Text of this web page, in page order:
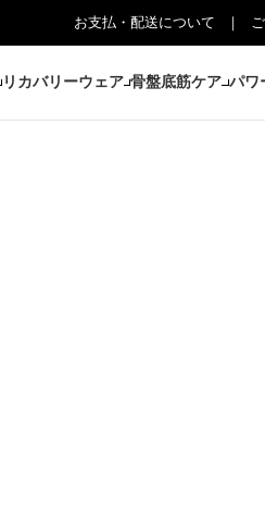
お支払・配送について
リカバリーウェア 骨盤底筋ケア パワ